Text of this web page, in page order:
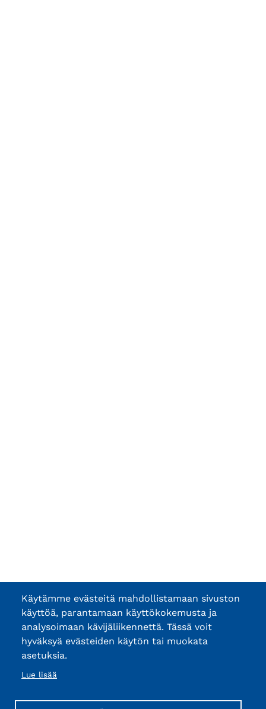
Käytämme evästeitä mahdollistamaan sivuston
käyttöä, parantamaan käyttökokemusta ja
analysoimaan kävijäliikennettä. Tässä voit
hyväksyä evästeiden käytön tai muokata
asetuksia.
Lue lisää